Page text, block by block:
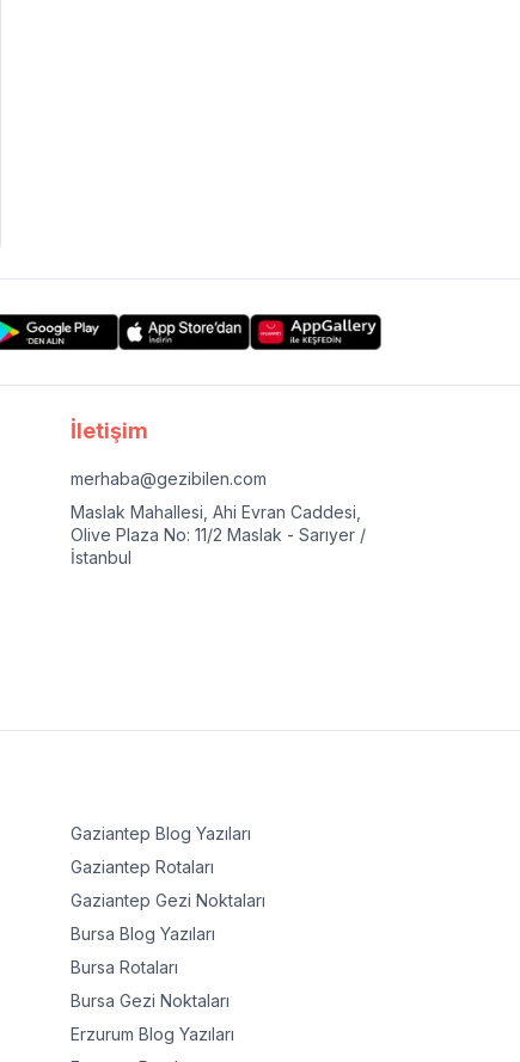
İletişim
merhaba@gezibilen.com
Maslak Mahallesi, Ahi Evran Caddesi,
Olive Plaza No: 11/2 Maslak - Sarıyer /
İstanbul
Gaziantep Blog Yazıları
Gaziantep Rotaları
Gaziantep Gezi Noktaları
Bursa Blog Yazıları
Bursa Rotaları
Bursa Gezi Noktaları
Erzurum Blog Yazıları